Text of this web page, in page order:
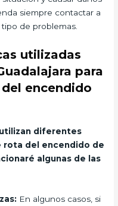
siempre contactar a
de problemas.
utilizadas
para
encendido
diferentes
rota del encendido de
algunas de las
En algunos casos, si